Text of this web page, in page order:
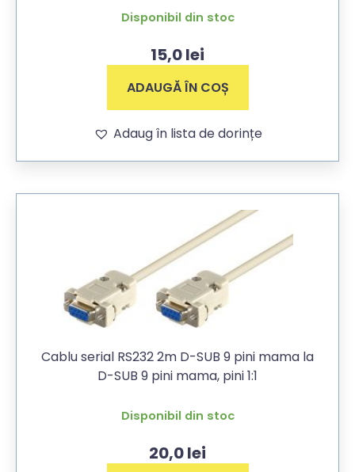
Disponibil din stoc
15,0lei
ADAUGĂ ÎN COȘ
Adaug în lista de dorințe
Cablu serial RS232 2m D-SUB 9 pini mama la
D-SUB 9 pini mama, pini 1:1
Disponibil din stoc
20,0lei